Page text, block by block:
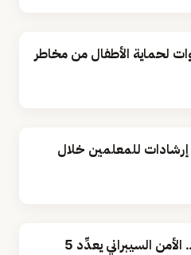
7 خطوات لحماية الأطفال من مخاطر
«الأمن السيبراني» يوجه 5 إرشادات للمعلمين خلال
قبل بدء الدراسة عن بُعد.. الأمن السيبراني يعدِّد 5